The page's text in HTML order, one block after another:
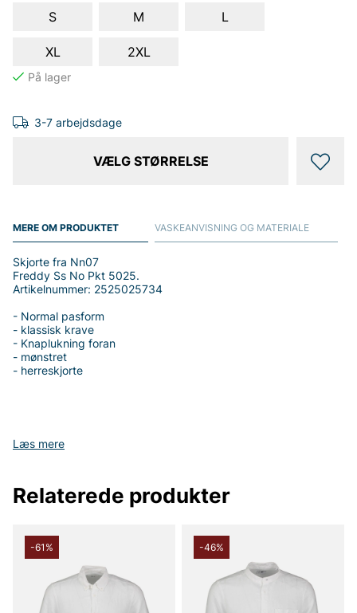
S
M L
XL 2XL
3-7 arbejdsdage
VÆLG STØRRELSE
MERE OM PRODUKTET
Læs mere
Skjorte fra Nn07
Freddy Ss No Pkt 5025.
Artikelnummer: 2525025734
- Normal pasform
- klassisk krave
- Knaplukning foran
- mønstret
- herreskjorte
Tak fordi du handler i vores webshop. Besøg også vores butik i
Vingåker.
VASKEANVISNING OG MATERIALE
Relaterede produkter
-61% -46%